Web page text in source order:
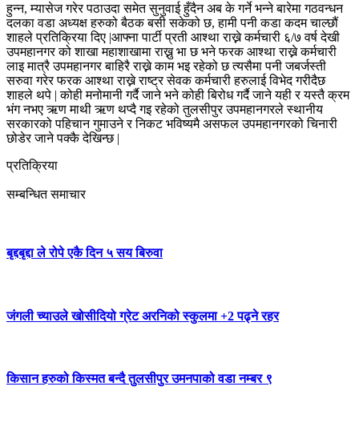
हुन्न, म्यासेज गरेर पठाउदा समेत सुनुवाई हुँदैन अब के गर्ने भन्ने बारेमा गठवन्धन
दलका वडा अध्यक्ष हरुको बैठक बसी सकेको छ, हामी पनी कडा कदम चाल्छौं
शाहले प्रतिक्रिया दिए |आफ्ना पार्टी प्रती आश्था राख्ने कर्मचारी ६/७ वर्ष देखी
उपमहानगर को शाखा महाशाखामा राख्नु भा छ भने फरक आश्था राख्ने कर्मचारी
लाइ मात्रै उपमहानगर बाहिरै राख्ने काम भइ रहेको छ त्यसैमा पनी जबर्जस्ती
सरुवा गरेर फरक आश्था राख्ने राष्ट्र सेवक कर्मचारी हरुलाई विभेद गरीदैछ
शाहले थपे | कोही मनोमानी गर्दै जाने भने कोही बिरोध गर्दै जाने यही र यस्तै क्रम
भंग नभए ऋण माथी ऋण थप्दै गइ रहेको तुलसीपुर उपमहानगरले स्थानीय
सरकारको पहिचान गुमाउने र निकट भविष्यमै असफल उपमहानगरको चिनारी
छोडेर जाने पक्कै देखिन्छ |
प्रतिक्रिया
सम्बन्धित समाचार
बृद्दबृद्दा ले रोपे एकै दिन ५ सय बिरुवा
जंगली च्याउले खोसीदियो ग्रेट अरनिको स्कुलमा +2 पढ्ने रहर
किसान हरुको किस्मत बन्दै तुलसीपुर उमनपाको वडा नम्बर ९